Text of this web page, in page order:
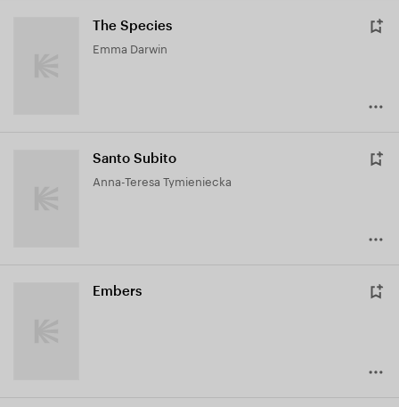
The Species
Emma Darwin
Santo Subito
Anna-Teresa Tymieniecka
Embers